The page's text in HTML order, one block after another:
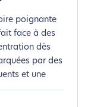
poignante
face à des
dès
par des
et une